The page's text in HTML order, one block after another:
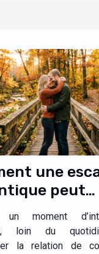
une
peut
la
couple ?
un moment
loin du
la relation de